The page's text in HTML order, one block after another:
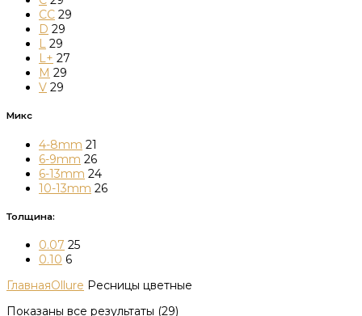
CC 29
D 29
L 29
L+ 27
M 29
V 29
Микс
4-8mm 21
6-9mm 26
6-13mm 24
10-13mm 26
Толщина:
0.07 25
0.10 6
ГлавнаяOllure Ресницы цветные
Показаны все результаты (29)